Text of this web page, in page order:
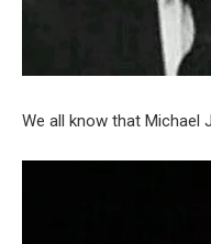
We all know that Michael